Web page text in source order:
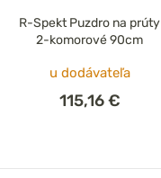
R-Spekt Puzdro na prúty
2-komorové 90cm
u dodávateľa
115,16 €